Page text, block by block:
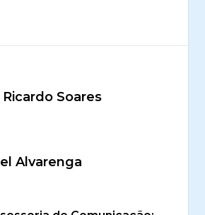
Ricardo Soares
Alvarenga